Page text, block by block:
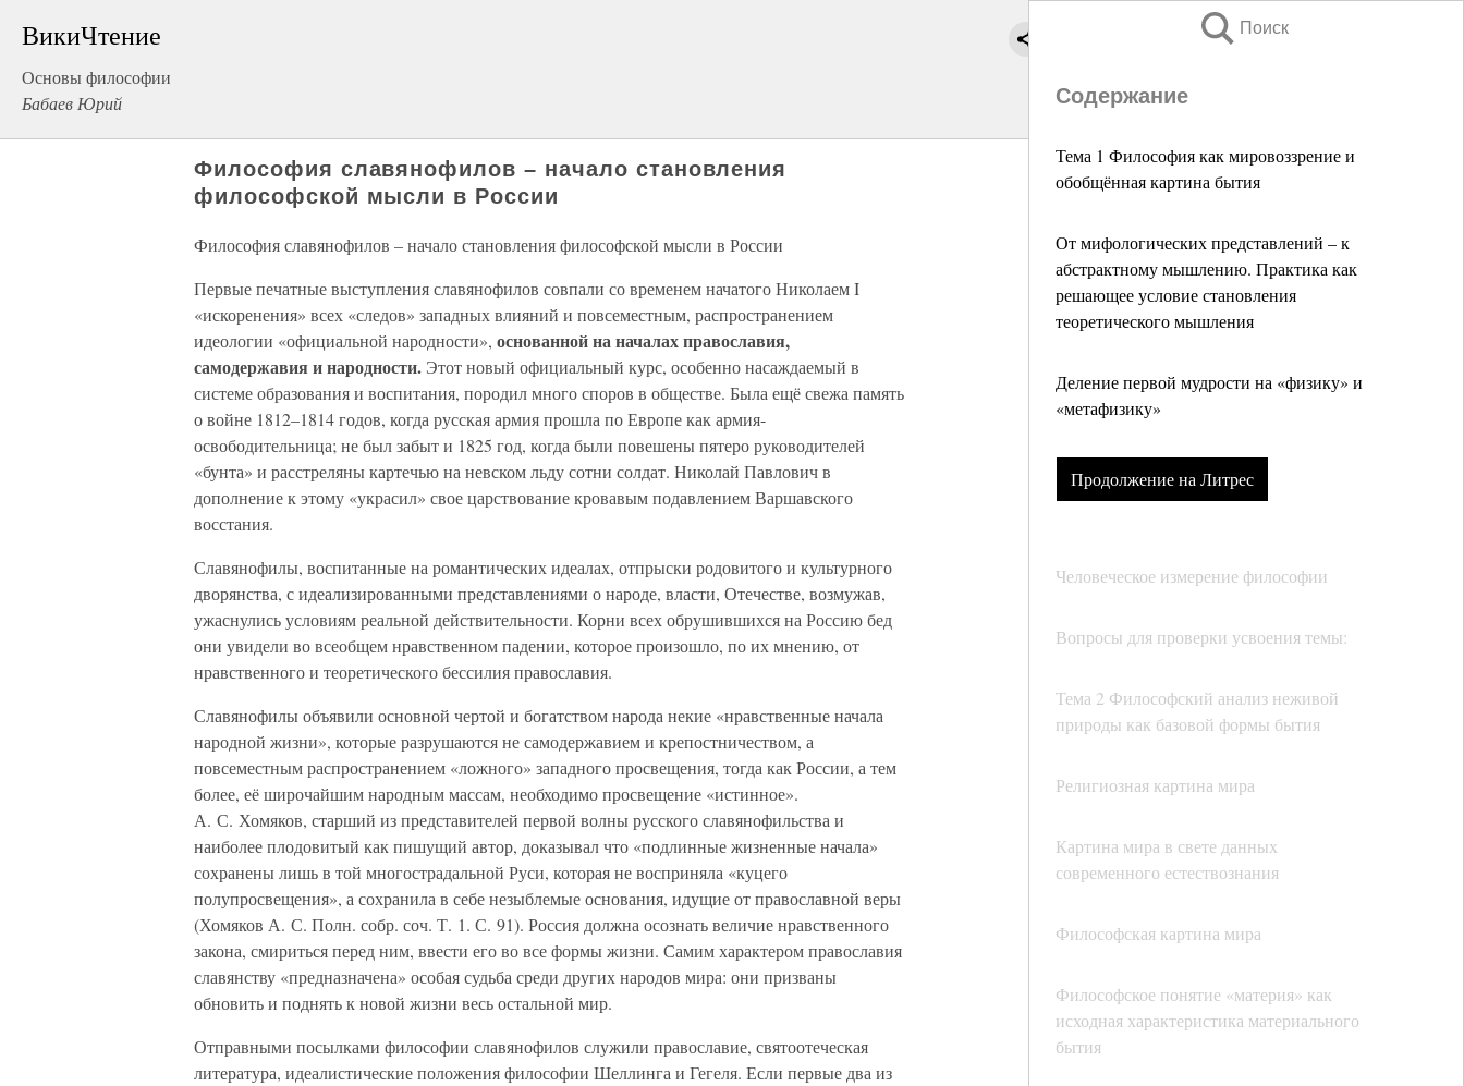
ВикиЧтение
Основы философии
Бабаев Юрий
Поиск
Содержание
Тема 1 Философия как мировоззрение и
обобщённая картина бытия
От мифологических представлений – к
абстрактному мышлению. Практика как
решающее условие становления
теоретического мышления
Деление первой мудрости на «физику» и
«метафизику»
Продолжение на Литрес
Человеческое измерение философии
Вопросы для проверки усвоения темы:
Тема 2 Философский анализ неживой
природы как базовой формы бытия
Религиозная картина мира
Картина мира в свете данных
современного естествознания
Философская картина мира
Философское понятие «материя» как
исходная характеристика материального
бытия
Философия славянофилов – начало становления
философской мысли в России
Философия славянофилов – начало становления философской мысли в России
Первые печатные выступления славянофилов совпали со временем начатого Николаем I
«искоренения» всех «следов» западных влияний и повсеместным, распространением
идеологии «официальной народности», основанной на началах православия,
самодержавия и народности. Этот новый официальный курс, особенно насаждаемый в
системе образования и воспитания, породил много споров в обществе. Была ещё свежа память
о войне 1812–1814 годов, когда русская армия прошла по Европе как армия-
освободительница; не был забыт и 1825 год, когда были повешены пятеро руководителей
«бунта» и расстреляны картечью на невском льду сотни солдат. Николай Павлович в
дополнение к этому «украсил» свое царствование кровавым подавлением Варшавского
восстания.
Славянофилы, воспитанные на романтических идеалах, отпрыски родовитого и культурного
дворянства, с идеализированными представлениями о народе, власти, Отечестве, возмужав,
ужаснулись условиям реальной действительности. Корни всех обрушившихся на Россию бед
они увидели во всеобщем нравственном падении, которое произошло, по их мнению, от
нравственного и теоретического бессилия православия.
Славянофилы объявили основной чертой и богатством народа некие «нравственные начала
народной жизни», которые разрушаются не самодержавием и крепостничеством, а
повсеместным распространением «ложного» западного просвещения, тогда как России, а тем
более, её широчайшим народным массам, необходимо просвещение «истинное».
А. С. Хомяков, старший из представителей первой волны русского славянофильства и
наиболее плодовитый как пишущий автор, доказывал что «подлинные жизненные начала»
сохранены лишь в той многострадальной Руси, которая не восприняла «куцего
полупросвещения», а сохранила в себе незыблемые основания, идущие от православной веры
(Хомяков А. С. Полн. собр. соч. Т. 1. С. 91). Россия должна осознать величие нравственного
закона, смириться перед ним, ввести его во все формы жизни. Самим характером православия
славянству «предназначена» особая судьба среди других народов мира: они призваны
обновить и поднять к новой жизни весь остальной мир.
Отправными посылками философии славянофилов служили православие, святоотеческая
литература, идеалистические положения философии Шеллинга и Гегеля. Если первые два из